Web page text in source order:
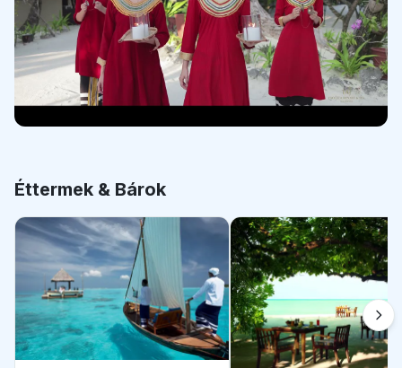
Éttermek & Bárok